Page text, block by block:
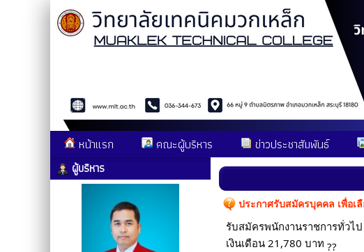
หน้าแรก คณะผู้บริหาร ข่าวประชาสัมพันธ์
ผู้บริหาร
ประกาศรับสมัครบุคคล เพื่อเ
รับสมัครพนักงานราชการทั่วไ
เงินเดือน 21,780 บาท